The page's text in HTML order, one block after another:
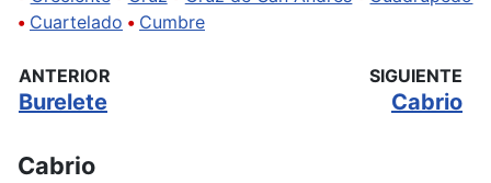
• Cuartelado • Cumbre
ANTERIOR
Burelete
SIGUIENTE
Cabrio
Cabrio